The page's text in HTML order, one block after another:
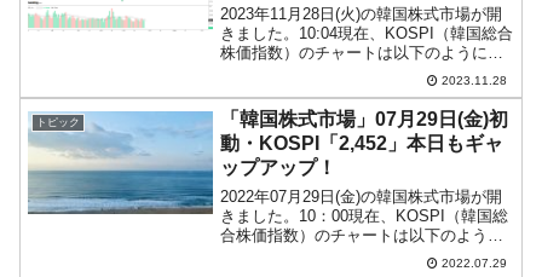
2023年11月28日(火)の韓国株式市場が開
きました。10:04現在、KOSPI（韓国総合
株価指数）のチャートは以下のようにな
『Investing.com』より引用）。わずかな
がら上げて始まりましたが、現在のとこ
ろ陰...
2023.11.28
トピック
「韓国株式市場」07月29日(金)初
動・KOSPI「2,452」本日もギャ
ップアップ！
2022年07月29日(金)の韓国株式市場が開
きました。10：00現在、KOSPI（韓国総
合株価指数）のチャートは以下のように
2022.07.29